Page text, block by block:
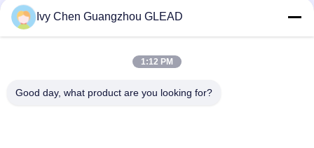
Machines de
denrées alimentaires
alimentaires
Ivy Chen Guangzhou GLEAD
1:12 PM
Good day, what product are you looking for?